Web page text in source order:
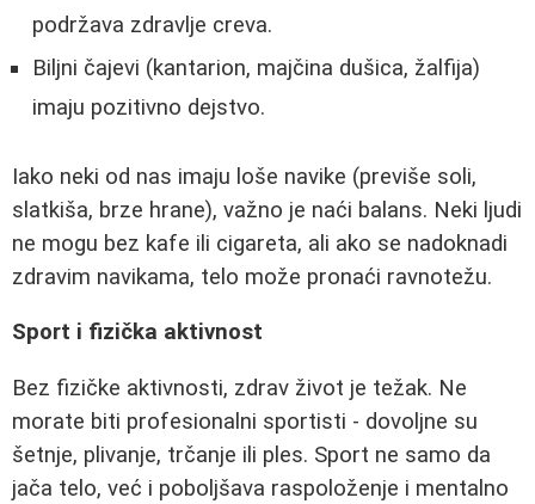
podržava zdravlje creva.
Biljni čajevi (kantarion, majčina dušica, žalfija)
imaju pozitivno dejstvo.
Iako neki od nas imaju loše navike (previše soli,
slatkiša, brze hrane), važno je naći balans. Neki ljudi
ne mogu bez kafe ili cigareta, ali ako se nadoknadi
zdravim navikama, telo može pronaći ravnotežu.
Sport i fizička aktivnost
Bez fizičke aktivnosti, zdrav život je težak. Ne
morate biti profesionalni sportisti - dovoljne su
šetnje, plivanje, trčanje ili ples. Sport ne samo da
jača telo, već i poboljšava raspoloženje i mentalno